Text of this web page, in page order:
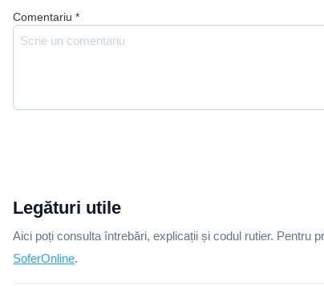
Comentariu *
Legături utile
Aici poți consulta întrebări, explicații și codul rutier. Pentru
SoferOnline.